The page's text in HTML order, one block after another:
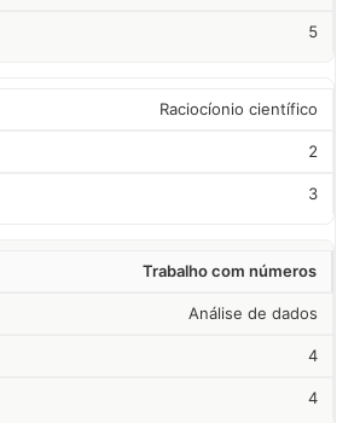
5
Raciocíonio científico
2
3
Trabalho com números
Análise de dados
4
4